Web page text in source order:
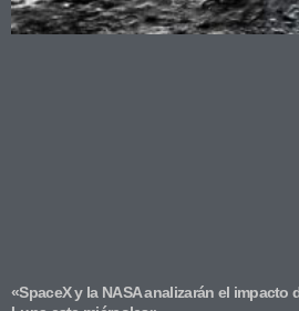
«SpaceX y la NASA analizarán el impacto